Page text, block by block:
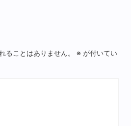
ることはありません。 ※ が付いてい